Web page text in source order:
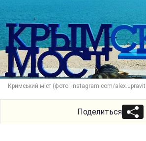
Кримський міст (фото: instagram.com/
Поделиться